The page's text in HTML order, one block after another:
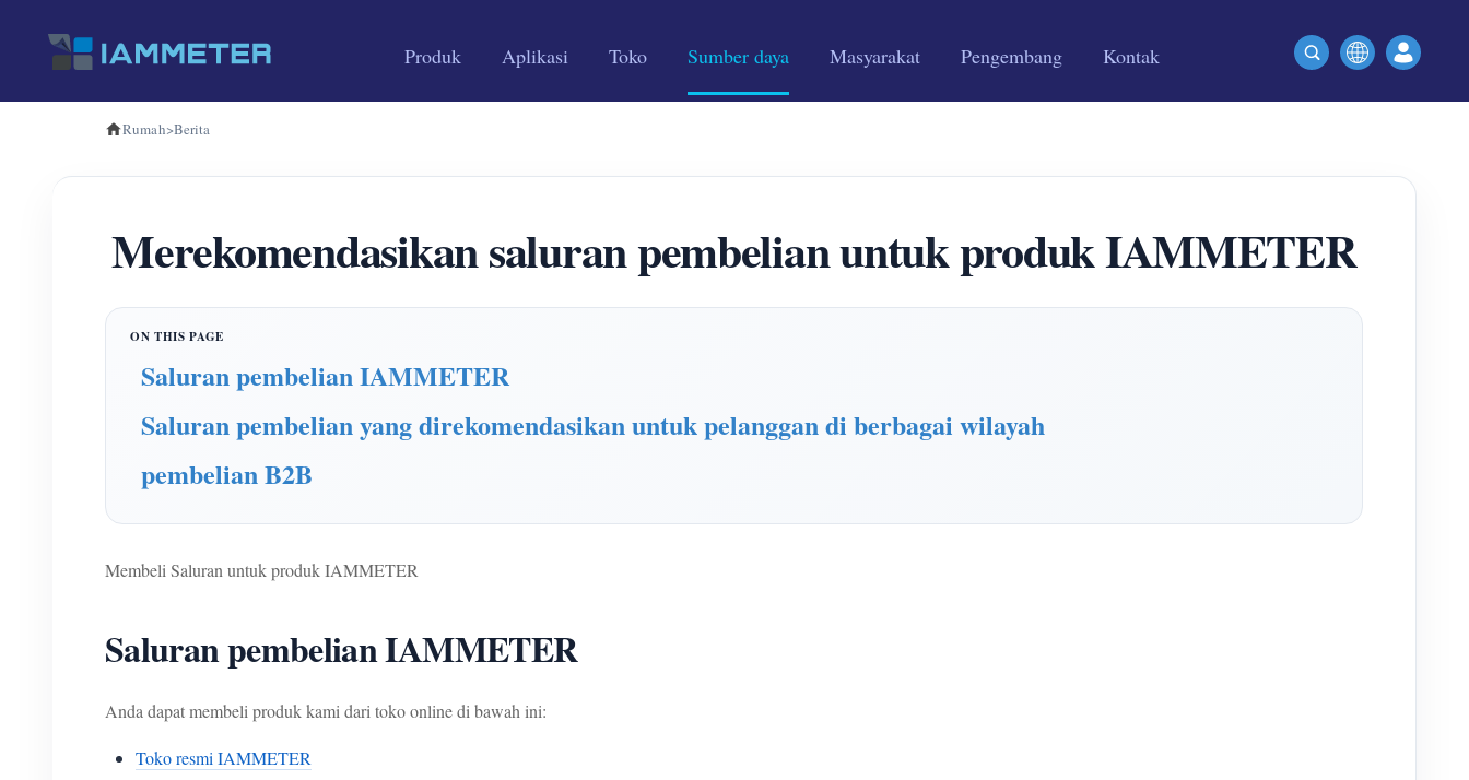
Produk Aplikasi Toko Sumber daya Masyarakat Pengembang Kontak
Rumah>Berita
Merekomendasikan saluran pembelian untuk produk IAMMETER
Saluran pembelian IAMMETER
Saluran pembelian yang direkomendasikan untuk pelanggan di berbagai wilayah
pembelian B2B
Membeli Saluran untuk produk IAMMETER
Saluran pembelian IAMMETER
Anda dapat membeli produk kami dari toko online di bawah ini:
Toko resmi IAMMETER